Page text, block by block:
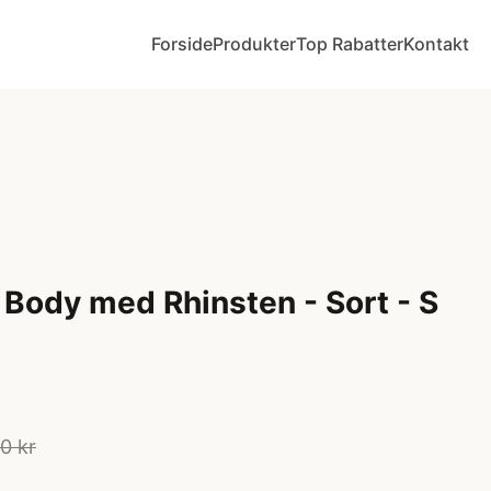
ForsideProdukterTop RabatterKontakt
med Rhinsten - Sort - S
kr